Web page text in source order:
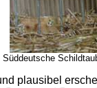
Süddeutsche
plausibel